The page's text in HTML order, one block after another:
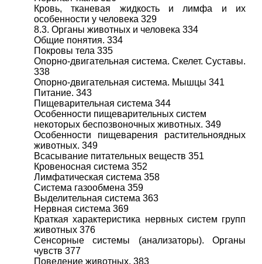
Кровь, тканевая жидкость и лимфа и их
особенности у человека 329
8.3. Органы животных и человека 334
Общие понятия. 334
Покровы тела 335
Опорно-двигательная система. Скелет. Суставы.
338
Опорно-двигательная система. Мышцы 341
Питание. 343
Пищеварительная система 344
Особенности пищеварительных систем
некоторых беспозвоночных животных. 349
Особенности пищеварения растительноядных
животных. 349
Всасывание питательных веществ 351
Кровеносная система 352
Лимфатическая система 358
Система газообмена 359
Выделительная система 363
Нервная система 369
Краткая характеристика нервных систем групп
животных 376
Сенсорные системы (анализаторы). Органы
чувств 377
Поведение животных. 383